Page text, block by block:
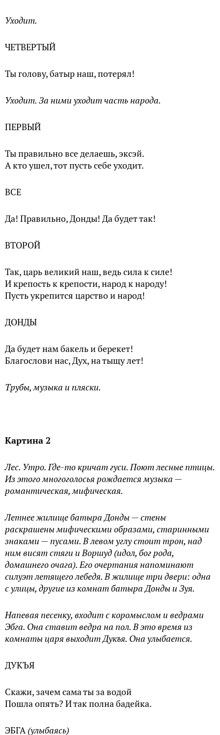
Уходит.
ЧЕТВЕРТЫЙ
Ты голову, батыр наш, потерял!
Уходит. За ними уходит часть народа.
ПЕРВЫЙ
Ты правильно все делаешь, эксэй.
А кто ушел, тот пусть себе уходит.
ВСЕ
Да! Правильно, Донды! Да будет так!
ВТОРОЙ
Так, царь великий наш, ведь сила к силе!
И крепость к крепости, народ к народу!
Пусть укрепится царство и народ!
ДОНДЫ
Да будет нам бакель и берекет!
Благослови нас, Дух, на тыщу лет!
Трубы, музыка и пляски.
Картина 2
Лес. Утро. Где-то кричат гуси. Поют лесные птицы.
Из этого многоголосья рождается музыка —
романтическая, мифическая.
Летнее жилище батыра Донды — стены
раскрашены мифическими образами, старинными
знаками — пусами. В левом углу стоит трон, над
ним висят стяги и Воршуд (идол, бог рода,
домашнего очага). Его очертания напоминают
силуэт летящего лебедя. В жилище три двери: одна
с улицы, другие из комнат батыра Донды и Зуя.
Напевая песенку, входит с коромыслом и ведрами
Эбга. Она ставит ведра на пол. В это время из
комнаты царя выходит Дукъя. Она улыбается.
ДУКЪЯ
Скажи, зачем сама ты за водой
Пошла опять? И так полна бадейка.
ЭБГА(улыбаясь)